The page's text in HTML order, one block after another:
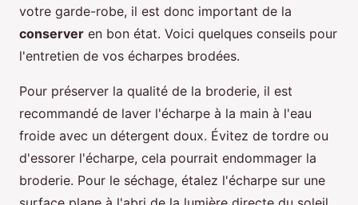
votre garde-robe, il est donc important de la
conserver en bon état. Voici quelques conseils pour
l'entretien de vos écharpes brodées.
Pour préserver la qualité de la broderie, il est
recommandé de laver l'écharpe à la main à l'eau
froide avec un détergent doux. Évitez de tordre ou
d'essorer l'écharpe, cela pourrait endommager la
broderie. Pour le séchage, étalez l'écharpe sur une